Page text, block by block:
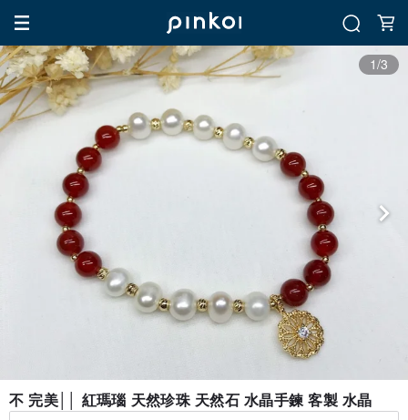
1/3
不 完美││ 紅瑪瑙 天然珍珠 天然石 水晶手鍊 客製 水晶